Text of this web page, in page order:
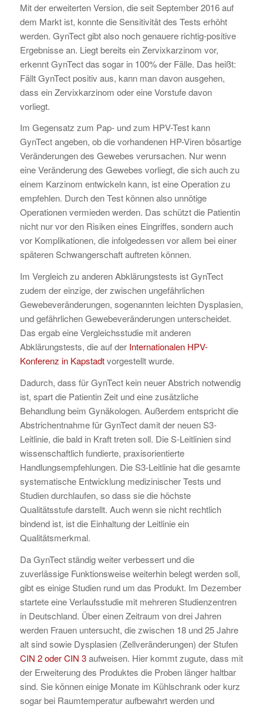
Mit der erweiterten Version, die seit September 2016 auf
dem Markt ist, konnte die Sensitivität des Tests erhöht
werden. GynTect gibt also noch genauere richtig-positive
Ergebnisse an. Liegt bereits ein Zervixkarzinom vor,
erkennt GynTect das sogar in 100% der Fälle. Das heißt:
Fällt GynTect positiv aus, kann man davon ausgehen,
dass ein Zervixkarzinom oder eine Vorstufe davon
vorliegt.
Im Gegensatz zum Pap- und zum HPV-Test kann
GynTect angeben, ob die vorhandenen HP-Viren bösartige
Veränderungen des Gewebes verursachen. Nur wenn
eine Veränderung des Gewebes vorliegt, die sich auch zu
einem Karzinom entwickeln kann, ist eine Operation zu
empfehlen. Durch den Test können also unnötige
Operationen vermieden werden. Das schützt die Patientin
nicht nur vor den Risiken eines Eingriffes, sondern auch
vor Komplikationen, die infolgedessen vor allem bei einer
späteren Schwangerschaft auftreten können.
Im Vergleich zu anderen Abklärungstests ist GynTect
zudem der einzige, der zwischen ungefährlichen
Gewebeveränderungen, sogenannten leichten Dysplasien,
und gefährlichen Gewebeveränderungen unterscheidet.
Das ergab eine Vergleichsstudie mit anderen
Abklärungstests, die auf der Internationalen HPV-
Konferenz in Kapstadtvorgestellt wurde.
Dadurch, dass für GynTect kein neuer Abstrich notwendig
ist, spart die Patientin Zeit und eine zusätzliche
Behandlung beim Gynäkologen. Außerdem entspricht die
Abstrichentnahme für GynTect damit der neuen S3-
Leitlinie, die bald in Kraft treten soll. Die S-Leitlinien sind
wissenschaftlich fundierte, praxisorientierte
Handlungsempfehlungen. Die S3-Leitlinie hat die gesamte
systematische Entwicklung medizinischer Tests und
Studien durchlaufen, so dass sie die höchste
Qualitätsstufe darstellt. Auch wenn sie nicht rechtlich
bindend ist, ist die Einhaltung der Leitlinie ein
Qualitätsmerkmal.
Da GynTect ständig weiter verbessert und die
zuverlässige Funktionsweise weiterhin belegt werden soll,
gibt es einige Studien rund um das Produkt. Im Dezember
startete eine Verlaufsstudie mit mehreren Studienzentren
in Deutschland. Über einen Zeitraum von drei Jahren
werden Frauen untersucht, die zwischen 18 und 25 Jahre
alt sind sowie Dysplasien (Zellveränderungen) der Stufen
CIN 2 oder CIN 3aufweisen. Hier kommt zugute, dass mit
der Erweiterung des Produktes die Proben länger haltbar
sind. Sie können einige Monate im Kühlschrank oder kurz
sogar bei Raumtemperatur aufbewahrt werden und